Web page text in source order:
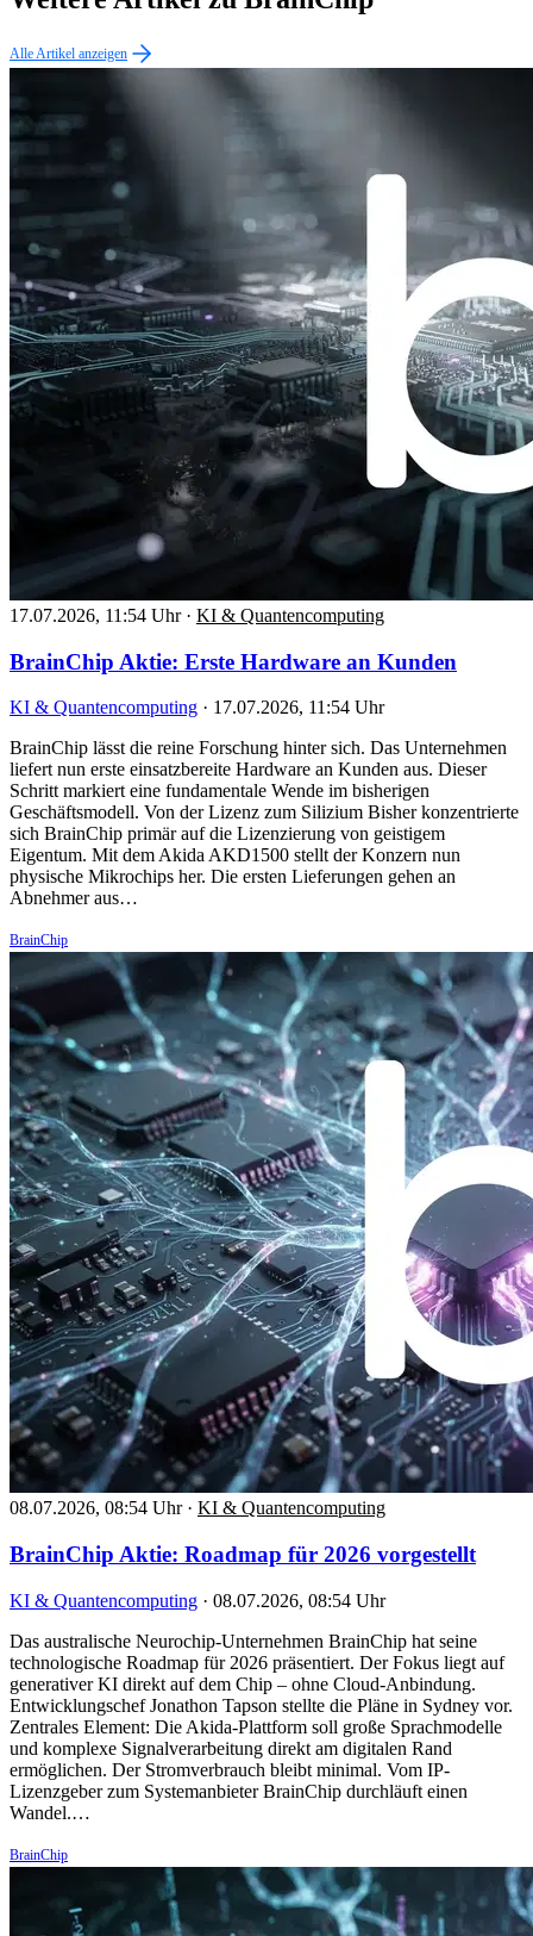
Alle Artikel anzeigen
17.07.2026, 11:54 Uhr · KI & Quantencomputing
BrainChip Aktie: Erste Hardware an Kunden
KI & Quantencomputing · 17.07.2026, 11:54 Uhr
BrainChip lässt die reine Forschung hinter sich. Das Unternehmen
liefert nun erste einsatzbereite Hardware an Kunden aus. Dieser
Schritt markiert eine fundamentale Wende im bisherigen
Geschäftsmodell. Von der Lizenz zum Silizium Bisher konzentrierte
sich BrainChip primär auf die Lizenzierung von geistigem
Eigentum. Mit dem Akida AKD1500 stellt der Konzern nun
physische Mikrochips her. Die ersten Lieferungen gehen an
Abnehmer aus…
BrainChip
08.07.2026, 08:54 Uhr · KI & Quantencomputing
BrainChip Aktie: Roadmap für 2026 vorgestellt
KI & Quantencomputing · 08.07.2026, 08:54 Uhr
Das australische Neurochip-Unternehmen BrainChip hat seine
technologische Roadmap für 2026 präsentiert. Der Fokus liegt auf
generativer KI direkt auf dem Chip – ohne Cloud-Anbindung.
Entwicklungschef Jonathon Tapson stellte die Pläne in Sydney vor.
Zentrales Element: Die Akida-Plattform soll große Sprachmodelle
und komplexe Signalverarbeitung direkt am digitalen Rand
ermöglichen. Der Stromverbrauch bleibt minimal. Vom IP-
Lizenzgeber zum Systemanbieter BrainChip durchläuft einen
Wandel.…
BrainChip